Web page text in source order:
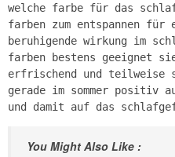
welche farbe für das
farben zum entspannen für
beruhigende wirkung im
farben bestens geeignet
erfrischend und teilweise
gerade im sommer positiv
und damit auf das
You Might Also Like :